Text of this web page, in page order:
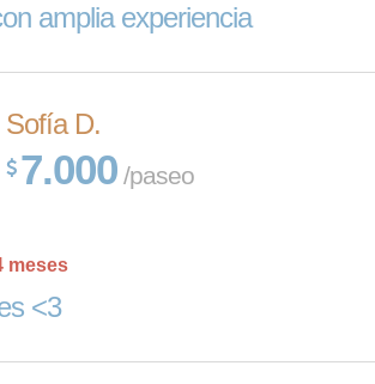
amplia experiencia
Sofía D.
7.000 /paseo
meses
<3